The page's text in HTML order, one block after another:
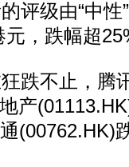
评级由“中性
，跌幅超
不止，腾
产
(00762.HK)